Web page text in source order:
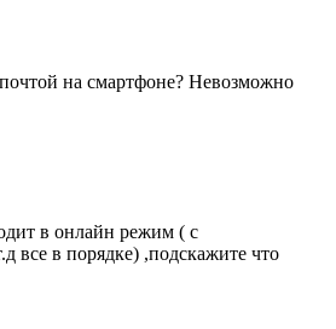
на смартфоне? Невозможно
в онлайн режим ( с
все в порядке) ,подскажите что